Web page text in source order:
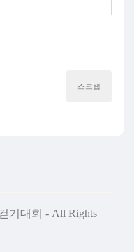
스크랩
기대회 - All Rights